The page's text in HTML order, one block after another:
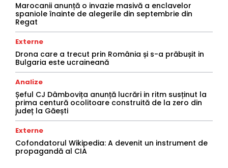
Marocanii anunță o invazie masivă a enclavelor
spaniole înainte de alegerile din septembrie din
Regat
Externe
Drona care a trecut prin România și s-a prăbușit in
Bulgaria este ucraineană
Analize
Șeful CJ Dâmbovița anunță lucrări in ritm susținut la
prima centură ocolitoare construită de la zero din
județ la Găești
Externe
Cofondatorul Wikipedia: A devenit un instrument de
propagandă al CIA